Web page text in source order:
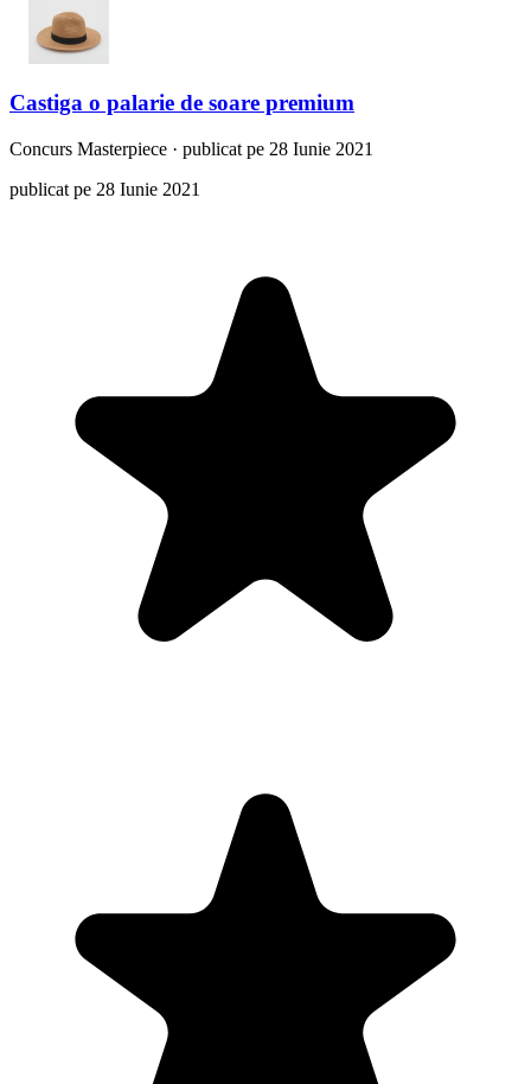
Castiga o palarie de soare premium
Concurs Masterpiece · publicat pe 28 Iunie 2021
publicat pe 28 Iunie 2021